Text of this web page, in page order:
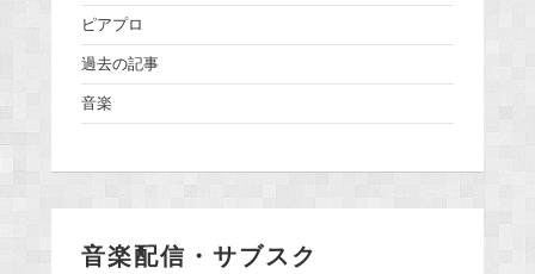
ピアプロ
過去の記事
音楽
音楽配信・サブスク